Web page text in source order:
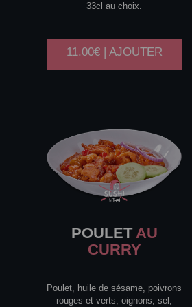
33cl au choix.
11.00€ | AJOUTER
POULETAU
CURRY
Poulet, huile de sésame, poivrons
rouges et verts, oignons, sel,